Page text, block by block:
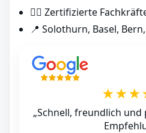
👷‍♂️ Zertifizierte
📍 Solothurn, Basel,
„Schnell, freundlich